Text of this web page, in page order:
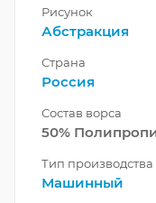
Рисунок
Абстракция
Страна
Россия
Состав ворса
50%
Тип производства
Машинный